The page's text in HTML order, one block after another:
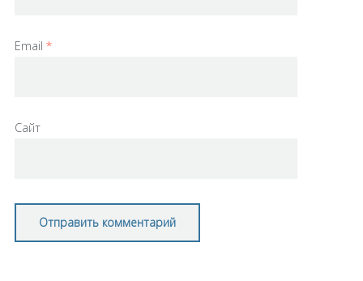
Email *
Сайт